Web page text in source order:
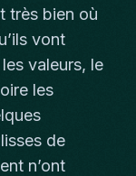
très bien où
vont
valeurs, le
les
de
n’ont